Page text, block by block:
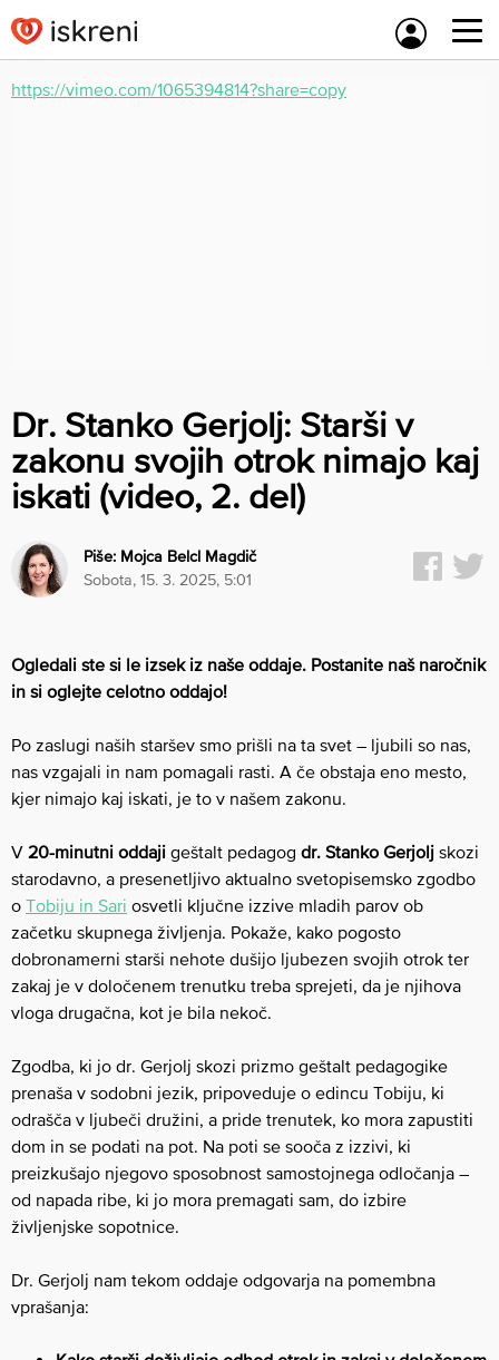
to
content
https://vimeo.com/1065394814?share=copy
Dr. Stanko Gerjolj: Starši v
zakonu svojih otrok nimajo kaj
iskati (video, 2. del)
Piše: Mojca Belcl Magdič
sobota, 15. 3. 2025, 5:01
Ogledali ste si le izsek iz naše oddaje. Postanite naš naročnik
in si oglejte celotno oddajo!
Po zaslugi naših staršev smo prišli na ta svet – ljubili so nas,
nas vzgajali in nam pomagali rasti. A če obstaja eno mesto,
kjer nimajo kaj iskati, je to v našem zakonu.
V 20-minutni oddaji geštalt pedagog dr. Stanko Gerjolj skozi
starodavno, a presenetljivo aktualno svetopisemsko zgodbo
o Tobiju in Sari osvetli ključne izzive mladih parov ob
začetku skupnega življenja. Pokaže, kako pogosto
dobronamerni starši nehote dušijo ljubezen svojih otrok ter
zakaj je v določenem trenutku treba sprejeti, da je njihova
vloga drugačna, kot je bila nekoč.
Zgodba, ki jo dr. Gerjolj skozi prizmo geštalt pedagogike
prenaša v sodobni jezik, pripoveduje o edincu Tobiju, ki
odrašča v ljubeči družini, a pride trenutek, ko mora zapustiti
dom in se podati na pot. Na poti se sooča z izzivi, ki
preizkušajo njegovo sposobnost samostojnega odločanja –
od napada ribe, ki jo mora premagati sam, do izbire
življenjske sopotnice.
Dr. Gerjolj nam tekom oddaje odgovarja na pomembna
vprašanja: